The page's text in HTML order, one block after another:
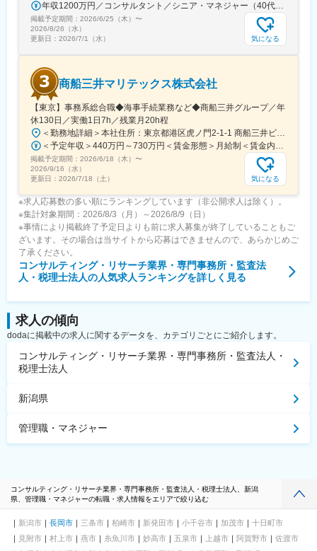
変更の範囲：会社の定める業務
年収1200万円／コンサルタント／シニア・マネジャー（40代） 年収1000万円／テクノロジーアーキテクト（30代）
掲載予定期間： 2026/6/25（木） 〜
2026/8/26（水）
更新日： 2026/7/1（水） 気になる
商船三井マリテックス株式会社
【東京】事務系総合職◆海事手続業務など◆商船三井グループ／年
休130日／実働1日7h／残業月20h程
＜勤務地詳細＞本社住所：東京都港区虎ノ門2-1-1 商船三井ビル勤務地最寄駅：東京メトロ銀座線／虎ノ門駅受動喫煙対策：屋内全面禁煙変更の範囲：会社の定める事業所
＜予定年収＞440万円～730万円＜賃金形態＞月給制＜賃金内訳＞月額（基本給）：291,800円～487,000円＜月給＞291,800円～487,000円＜昇給有無＞有＜残業手当＞有＜給与補足＞※上記想定年収には賞与3ヶ月分を含みます。金額は目安の金額であり、これまでのご経験・スキル・現年収等を総合的に考慮し決定いたします。■昇給：年1回■賞与：3ヶ月分（前年度実績）賃金はあくまでも目安の金額であり、選考を通じて上下する可能性があります。月給(月額)は固定手当を含めた表記です。
掲載予定期間： 2026/6/18（木） 〜
2026/9/16（水）
更新日： 2026/7/18（土） 気になる
※求人応募数の多い順にランキングしています（非公開求人は除く）。
※集計対象期間：2026/8/3（月）～2026/8/9（日）
※事情により掲載終了予定日よりも前に求人募集が終了していることもご
ざいます。その場合は当サイトから応募はできませんので、あらかじめご
了承ください。
コンサルティング・リサーチ業界・専門事務所・監査法
人・税理士法人の人気求人ランキングを詳しく見る
求人の傾向
dodaに掲載中の求人に関するデータを、カテゴリごとにご紹介します。
コンサルティング・リサーチ業界・専門事務所・監査法人・
税理士法人
新潟県
管理職・マネジャー
コンサルティング・リサーチ業界・専門事務所・監査法人・税理士法人、新潟
県、管理職・マネジャーの転職・求人情報をエリアで絞り込む
新潟市 長岡市 三条市 柏崎市 新発田市 小千谷市 加茂市
十日町市
見附市
村上市 燕市 糸魚川市 妙高市 五泉市 上越市 阿賀野市
佐渡市